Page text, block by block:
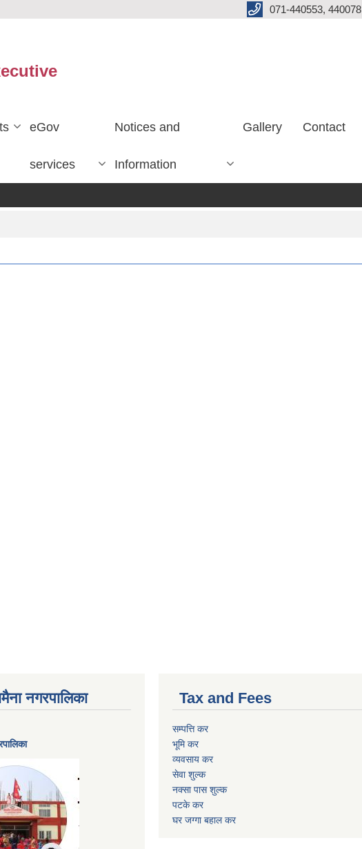
071-440553, 440078
eGov
services
Notices and
Information
Gallery Contact
नगरपालिका Tax and Fees
सम्पत्ति कर
भूमि कर
व्यवसाय कर
सेवा शुल्क
नक्सा पास शुल्क
पटके कर
घर जग्गा बहाल कर